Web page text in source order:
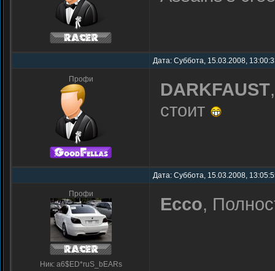
Дата: Суббота, 15.03.2008,
Профи DARKFAUST
стоит
Дата: Суббота, 15.03.2008,
Профи
Ник: a6$ED*ruS_bEARs
Ecco,